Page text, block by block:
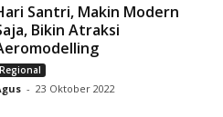
Santri, Makin Modern
Bikin Atraksi
Regional
- 23 Oktober 2022